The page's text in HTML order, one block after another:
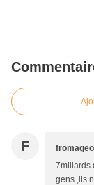
F
7millards
gens ,ils